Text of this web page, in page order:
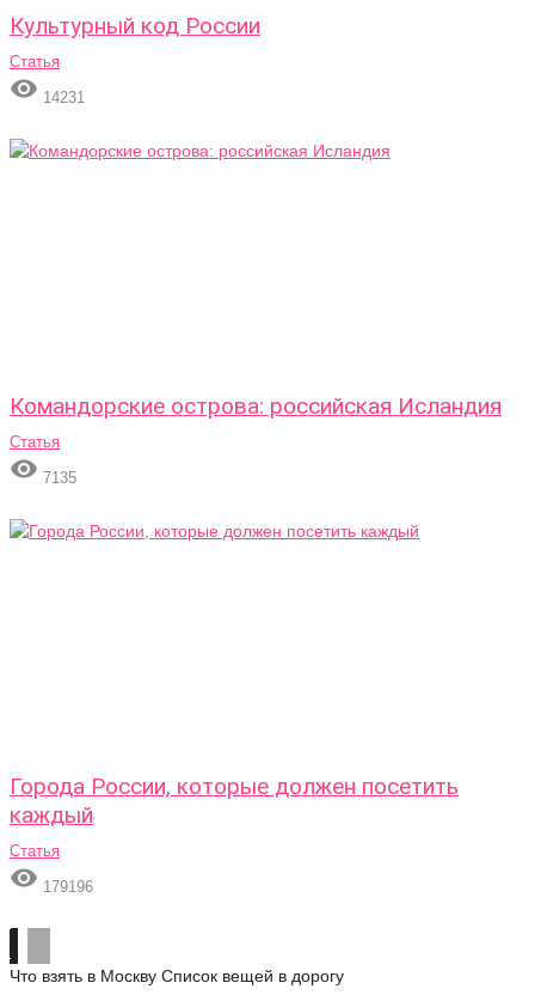
Культурный код России
Статья
 14231
Командорские острова: российская Исландия
Статья
 7135
Города России, которые должен посетить
каждый
Статья
 179196
Что взять в Москву Список вещей в дорогу